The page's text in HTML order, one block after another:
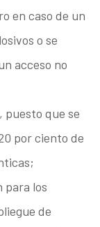
en caso de un
o se
acceso no
puesto que se
por ciento de
para los
de